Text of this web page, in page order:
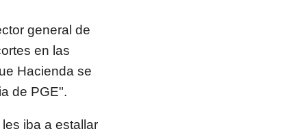
general de
en las
Hacienda se
de PGE".
iba a estallar